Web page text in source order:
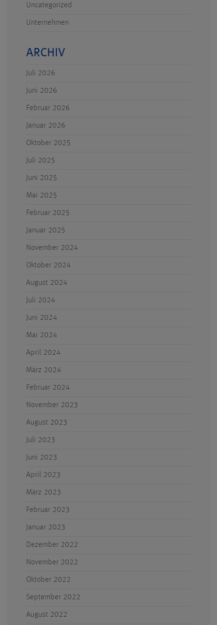
Uncategorized
Unternehmen
ARCHIV
Juli 2026
Juni 2026
Februar 2026
Januar 2026
Oktober 2025
Juli 2025
Juni 2025
Mai 2025
Februar 2025
Januar 2025
November 2024
Oktober 2024
August 2024
Juli 2024
Juni 2024
Mai 2024
April 2024
März 2024
Februar 2024
November 2023
August 2023
Juli 2023
Juni 2023
April 2023
März 2023
Februar 2023
Januar 2023
Dezember 2022
November 2022
Oktober 2022
September 2022
August 2022